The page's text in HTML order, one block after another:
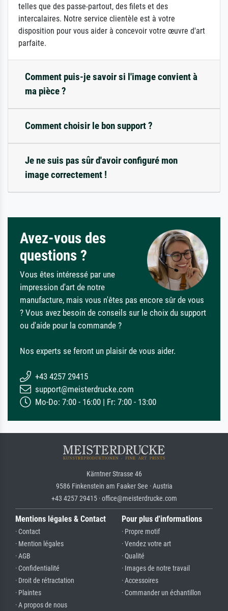
telles que des passe-partout, des filets et des
intercalaires. Notre service clientèle est à votre
disposition pour vous aider à concevoir votre œuvre d'art
parfaite.
Comment puis-je savoir si l'image convient à
ma pièce ?
Comment choisir le bon support ?
Je ne suis pas sûr d'avoir configuré mon
image correctement !
Avez-vous des
questions ?
Vous êtes intéressé par une
impression d'art de notre
manufacture, mais vous n'êtes pas encore sûr de vous
? Vous avez besoin de conseils sur le choix du support
ou d'aide pour la commande ?
Nos experts se feront un plaisir de vous aider.
+43 4257 29415
support@meisterdrucke.com
Mo-Do: 7:00 - 16:00 | Fr: 7:00 - 13:00
Kärntner Strasse 46
9586 Finkenstein am Faaker See · Austria
+43 4257 29415 · office@meisterdrucke.com
Mentions légales & Contact
· Contact
· Mention légales
· AGB
· Confidentialité
· Droit de rétractation
· Plaintes
· A propos de nous
Pour plus d'informations
· Propre motif
· Vendez votre art
· Qualité
· Images de notre travail
· Accessoires
· Commander un échantillon